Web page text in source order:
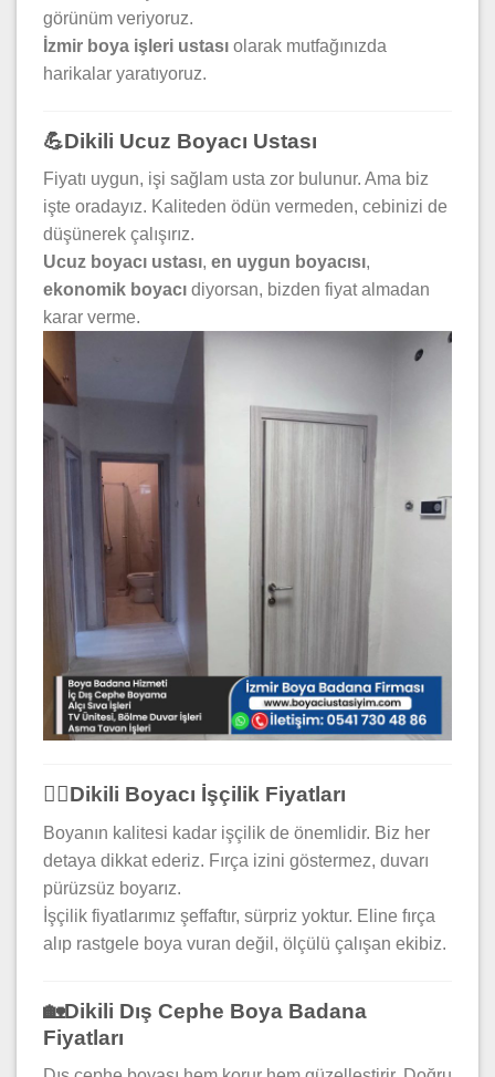
görünüm veriyoruz.
İzmir boya işleri ustası olarak mutfağınızda
harikalar yaratıyoruz.
💪Dikili Ucuz Boyacı Ustası
Fiyatı uygun, işi sağlam usta zor bulunur. Ama biz
işte oradayız. Kaliteden ödün vermeden, cebinizi de
düşünerek çalışırız.
Ucuz boyacı ustası, en uygun boyacısı,
ekonomik boyacı diyorsan, bizden fiyat almadan
karar verme.
👷‍♂️Dikili Boyacı İşçilik Fiyatları
Boyanın kalitesi kadar işçilik de önemlidir. Biz her
detaya dikkat ederiz. Fırça izini göstermez, duvarı
pürüzsüz boyarız.
İşçilik fiyatlarımız şeffaftır, sürpriz yoktur. Eline fırça
alıp rastgele boya vuran değil, ölçülü çalışan ekibiz.
🏡Dikili Dış Cephe Boya Badana
Fiyatları